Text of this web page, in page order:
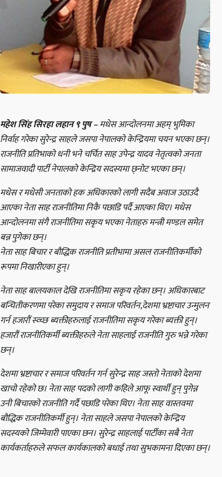
महेश सिंह सिरहा लहान ९ पुष –मधेस आन्दोलनमा अहम् भुमिका
निर्वाह गरेका सुरेन्द्र साहले जसपा नेपालको केन्द्रियमा चयन भएका छन्।
राजनीति प्रतिभाको धनी भने चर्चित साह उपेन्द्र यादव नेतृत्वको जनता
सामाजवादी पार्टी नेपालको केन्द्रिय सदस्यमा छ्नोट भएका छन्।
मधेस र मधेसी जनताको हक अधिकारको लागी सदैब अवाज उठाउदै
आएका नेता साह राजनीतिमा निकै पछाडि पर्दै आएका थिए। मधेस
आन्दोलनमा संगै राजनीतिमा सकृय भएका नेताहरु मन्त्री मण्डल समेत
बन्न पुगेका छन्।
नेता साह बिचार र बौद्धिक राजनीति प्रतीभामा असल राजनीतिकर्मीको
रूपमा निखारीएका हुन्।
नेता साह बालयकाल देखि राजनीतिमा सकृय रहेका छन्। अधिकारबाट
बन्चितीकरणमा परेका समुदाय र समाज परिवर्तन,देशमा भ्रष्टाचार उन्मुलन
गर्न हजारौं स्व्च्छ ब्यक्तीहरुलाई राजनीतिमा सकृय गरेका ब्यक्ती हुन्।
हजारौं राजनीतिकर्मी ब्यक्तीहरुले नेता साहलाई राजनीति गुरु भन्ने गरेका
छन्।
देशमा भ्रष्टाचार र समाज परिवर्तन गर्न सुरेन्द्र साह जस्तो नेताको देशमा
खाचो रहेको छ। नेता साह पदको लागी कहिले आफू स्वार्थी हुन् पुगेन्न
उनी बिचारको राजनीति गर्दै पछाडि परेका थिए। नेता साह वास्तवमा
बौद्धिक राजनीतिकर्मी हुन्। नेता साहले जसपा नेपालको केन्द्रिय
सदस्यको जिम्मेवारी पाएका छन। सुरेन्द्र साहलाई पार्टीका सबै नेता
कार्यकर्ताहरुले सफल कार्यकालको बधाई तथा सुभकामना दिएका छन्।